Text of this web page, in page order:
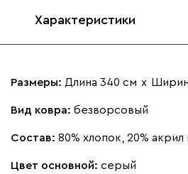
Характеристики
Размеры: Длина 340 см х
Вид ковра: безворсовый
Состав: 80% хлопок, 20% акрил
Цвет основной: серый